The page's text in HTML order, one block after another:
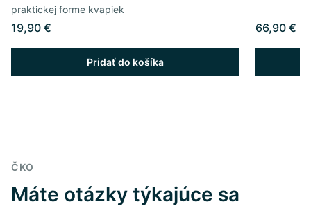
praktickej forme kvapiek
19,90 €
Pridať do košíka
66,90 €
ČKO
Máte otázky týkajúce sa